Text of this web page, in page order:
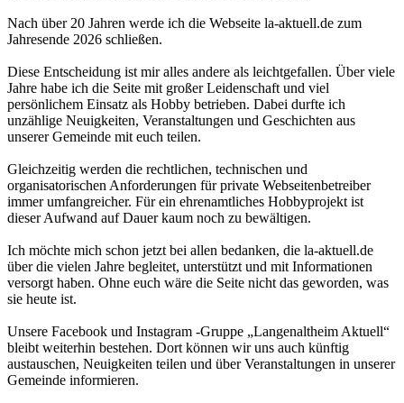
Nach über 20 Jahren werde ich die Webseite la-aktuell.de zum
Jahresende 2026 schließen.
Diese Entscheidung ist mir alles andere als leichtgefallen. Über viele
Jahre habe ich die Seite mit großer Leidenschaft und viel
persönlichem Einsatz als Hobby betrieben. Dabei durfte ich
unzählige Neuigkeiten, Veranstaltungen und Geschichten aus
unserer Gemeinde mit euch teilen.
Gleichzeitig werden die rechtlichen, technischen und
organisatorischen Anforderungen für private Webseitenbetreiber
immer umfangreicher. Für ein ehrenamtliches Hobbyprojekt ist
dieser Aufwand auf Dauer kaum noch zu bewältigen.
Ich möchte mich schon jetzt bei allen bedanken, die la-aktuell.de
über die vielen Jahre begleitet, unterstützt und mit Informationen
versorgt haben. Ohne euch wäre die Seite nicht das geworden, was
sie heute ist.
Unsere Facebook und Instagram -Gruppe „Langenaltheim Aktuell“
bleibt weiterhin bestehen. Dort können wir uns auch künftig
austauschen, Neuigkeiten teilen und über Veranstaltungen in unserer
Gemeinde informieren.